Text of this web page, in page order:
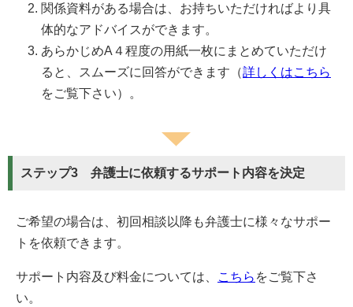
関係資料がある場合は、お持ちいただければより具
体的なアドバイスができます。
あらかじめA４程度の用紙一枚にまとめていただけ
ると、スムーズに回答ができます（詳しくはこちら
をご覧下さい）。
ステップ3 弁護士に依頼するサポート内容を決定
ご希望の場合は、初回相談以降も弁護士に様々なサポー
トを依頼できます。
サポート内容及び料金については、 こちら をご覧下さ
い。